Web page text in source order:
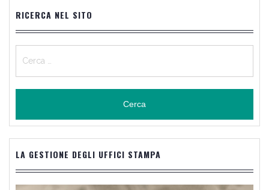
RICERCA NEL SITO
per:
LA GESTIONE DEGLI UFFICI STAMPA